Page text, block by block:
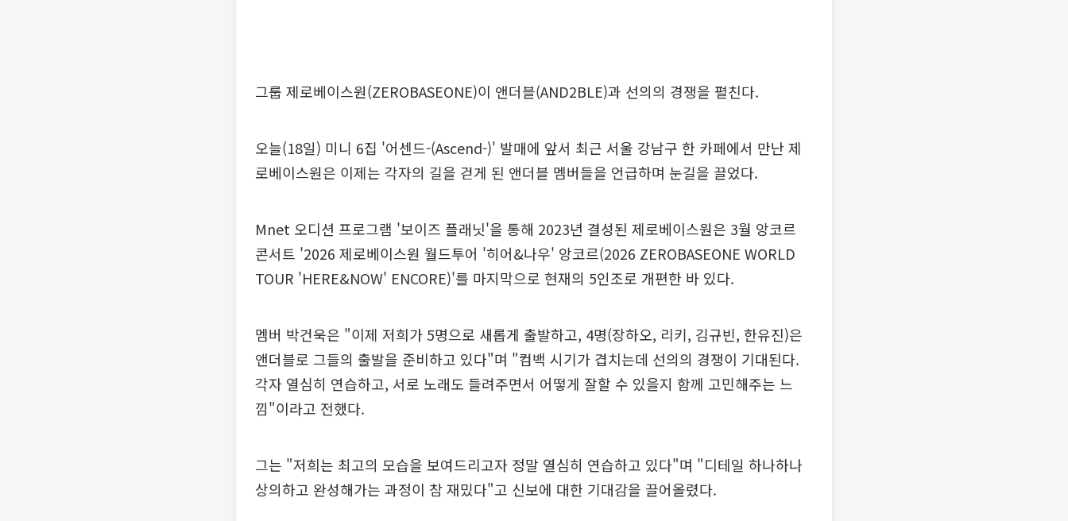
그룹 제로베이스원(ZEROBASEONE)이 앤더블(AND2BLE)과 선의의 경쟁을 펼친다.
오늘(18일) 미니 6집 '어센드-(Ascend-)' 발매에 앞서 최근 서울 강남구 한 카페에서 만난 제
로베이스원은 이제는 각자의 길을 걷게 된 앤더블 멤버들을 언급하며 눈길을 끌었다.
Mnet 오디션 프로그램 '보이즈 플래닛'을 통해 2023년 결성된 제로베이스원은 3월 앙코르
콘서트 '2026 제로베이스원 월드투어 '히어&나우' 앙코르(2026 ZEROBASEONE WORLD
TOUR 'HERE&NOW' ENCORE)'를 마지막으로 현재의 5인조로 개편한 바 있다.
멤버 박건욱은 "이제 저희가 5명으로 새롭게 출발하고, 4명(장하오, 리키, 김규빈, 한유진)은
앤더블로 그들의 출발을 준비하고 있다"며 "컴백 시기가 겹치는데 선의의 경쟁이 기대된다.
각자 열심히 연습하고, 서로 노래도 들려주면서 어떻게 잘할 수 있을지 함께 고민해주는 느
낌"이라고 전했다.
그는 "저희는 최고의 모습을 보여드리고자 정말 열심히 연습하고 있다"며 "디테일 하나하나
상의하고 완성해가는 과정이 참 재밌다"고 신보에 대한 기대감을 끌어올렸다.